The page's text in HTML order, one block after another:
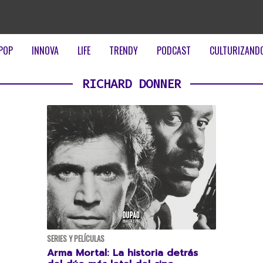
INNOVA LIFE TRENDY PODCAST
RICHARD DONNER
SERIES Y PELÍCULAS
Arma Mortal: La historia detrás